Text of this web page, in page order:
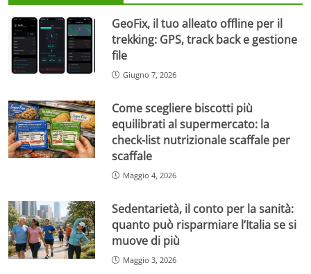
GeoFix, il tuo alleato offline per il
trekking: GPS, track back e gestione
file
Giugno 7, 2026
Come scegliere biscotti più
equilibrati al supermercato: la
check-list nutrizionale scaffale per
scaffale
Maggio 4, 2026
Sedentarietà, il conto per la sanità:
quanto può risparmiare l’Italia se si
muove di più
Maggio 3, 2026